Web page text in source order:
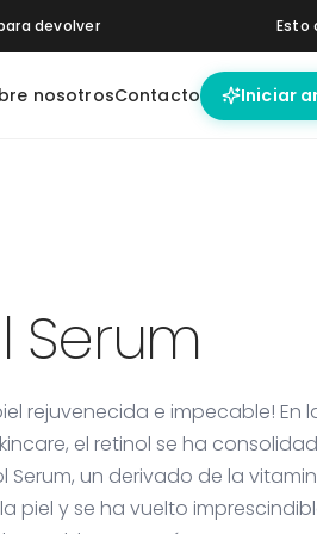
devolver Esto
nosotrosContacto Iniciar
Serum
rejuvenecida e impecable! En
el retinol se ha
Serum, un derivado de la
piel y se ha vuelto